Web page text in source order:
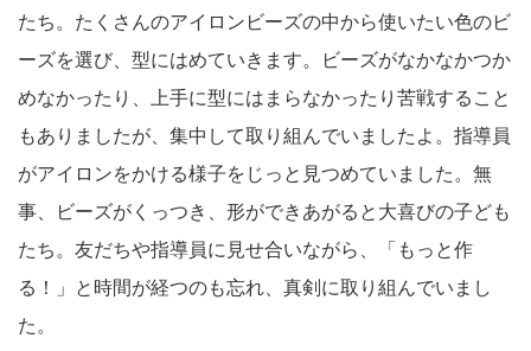
たち。たくさんのアイロンビーズの中から使いたい色のビ
ーズを選び、型にはめていきます。ビーズがなかなかつか
めなかったり、上手に型にはまらなかったり苦戦すること
もありましたが、集中して取り組んでいましたよ。指導員
がアイロンをかける様子をじっと見つめていました。無
事、ビーズがくっつき、形ができあがると大喜びの子ども
たち。友だちや指導員に見せ合いながら、「もっと作
る！」と時間が経つのも忘れ、真剣に取り組んでいまし
た。